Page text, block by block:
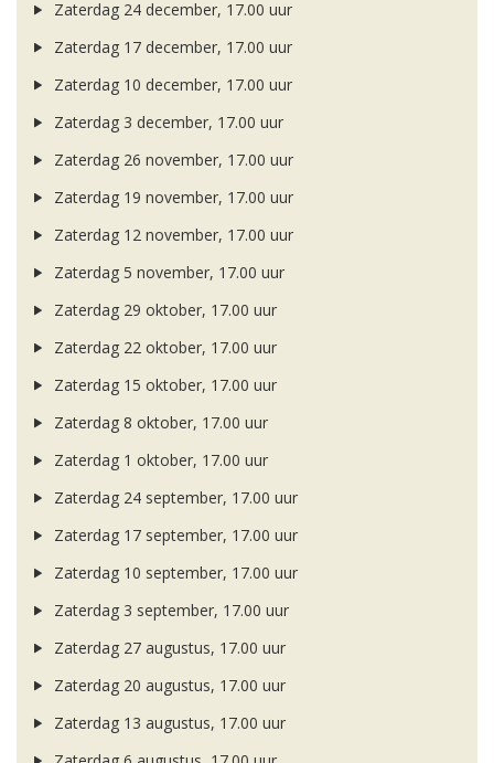
Zaterdag 24 december, 17.00 uur
Zaterdag 17 december, 17.00 uur
Zaterdag 10 december, 17.00 uur
Zaterdag 3 december, 17.00 uur
Zaterdag 26 november, 17.00 uur
Zaterdag 19 november, 17.00 uur
Zaterdag 12 november, 17.00 uur
Zaterdag 5 november, 17.00 uur
Zaterdag 29 oktober, 17.00 uur
Zaterdag 22 oktober, 17.00 uur
Zaterdag 15 oktober, 17.00 uur
Zaterdag 8 oktober, 17.00 uur
Zaterdag 1 oktober, 17.00 uur
Zaterdag 24 september, 17.00 uur
Zaterdag 17 september, 17.00 uur
Zaterdag 10 september, 17.00 uur
Zaterdag 3 september, 17.00 uur
Zaterdag 27 augustus, 17.00 uur
Zaterdag 20 augustus, 17.00 uur
Zaterdag 13 augustus, 17.00 uur